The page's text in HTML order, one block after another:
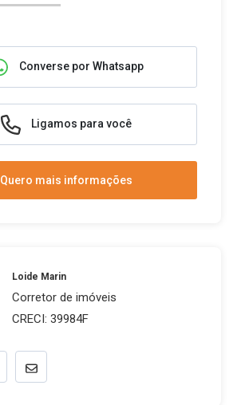
Converse por Whatsapp
Ligamos para você
Quero mais informações
Loide Marin
Corretor de imóveis
CRECI: 39984F